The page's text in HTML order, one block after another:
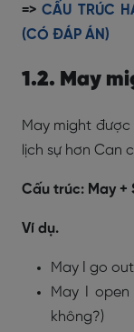
=>CẤU TRÚC
(CÓ ĐÁP ÁN)
1.2. May
May might
lịch sự hơn Can
Cấu trúc: May +
Ví dụ.
May I go
May I
không?)